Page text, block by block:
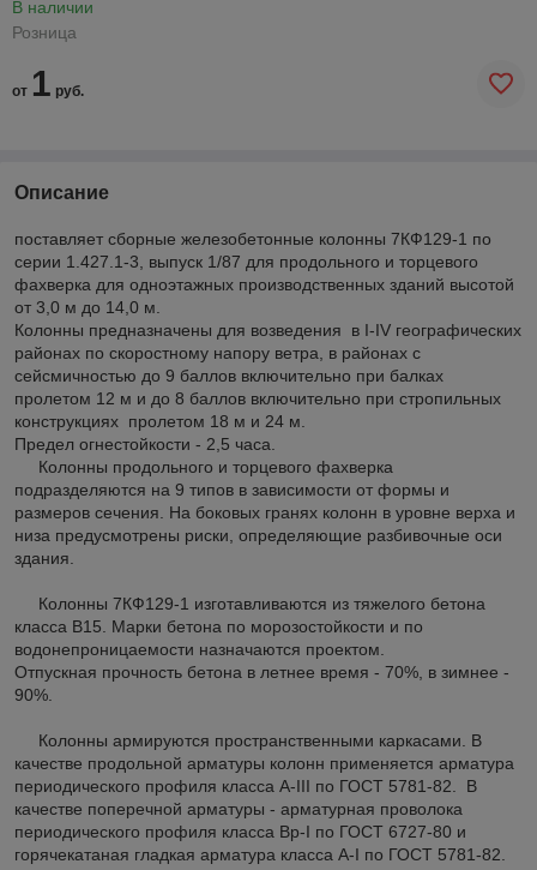
В наличии
Розница
от 1 руб.
Описание
поставляет сборные железобетонные колонны 7КФ129-1 по
серии 1.427.1-3, выпуск 1/87 для продольного и торцевого
фахверка для одноэтажных производственных зданий высотой
от 3,0 м до 14,0 м.
Колонны предназначены для возведения в I-IV географических
районах по скоростному напору ветра, в районах с
сейсмичностью до 9 баллов включительно при балках
пролетом 12 м и до 8 баллов включительно при стропильных
конструкциях пролетом 18 м и 24 м.
Предел огнестойкости - 2,5 часа.
Колонны продольного и торцевого фахверка
подразделяются на 9 типов в зависимости от формы и
размеров сечения. На боковых гранях колонн в уровне верха и
низа предусмотрены риски, определяющие разбивочные оси
здания.
Колонны 7КФ129-1 изготавливаются из тяжелого бетона
класса В15. Марки бетона по морозостойкости и по
водонепроницаемости назначаются проектом.
Отпускная прочность бетона в летнее время - 70%, в зимнее -
90%.
Колонны армируются пространственными каркасами. В
качестве продольной арматуры колонн применяется арматура
периодического профиля класса A-III по ГОСТ 5781-82. В
качестве поперечной арматуры - арматурная проволока
периодического профиля класса Вр-I по ГОСТ 6727-80 и
горячекатаная гладкая арматура класса A-I по ГОСТ 5781-82.